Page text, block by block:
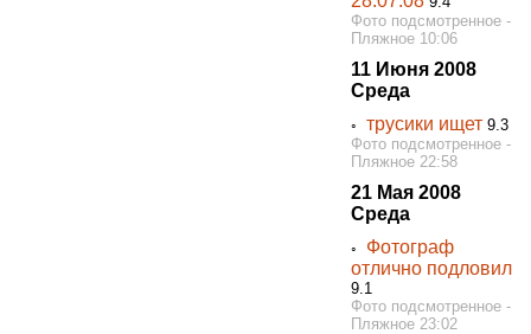
Фото подсмотренное -
Пляжное 10:06
11 Июня 2008
Среда
◦трусики ищет 9.3
Фото подсмотренное -
Пляжное 22:58
21 Мая 2008
Среда
◦ Фотограф
отлично подловил
9.1
Фото подсмотренное -
Пляжное 23:02